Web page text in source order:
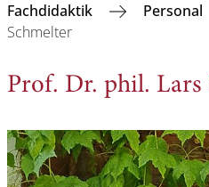
Fachdidaktik
Personal
Schmelter
Prof. Dr. phil. Lars